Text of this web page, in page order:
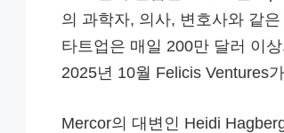
의 과학자, 의사, 변호사와 같
타트업은 매일 200만 달러 이
2025년 10월 Felicis Ventures
Mercor의 대변인 Heidi